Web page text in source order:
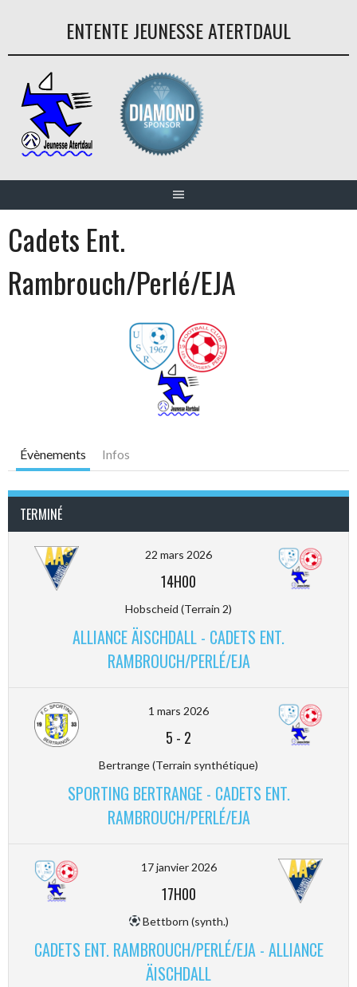
ENTENTE JEUNESSE ATERTDAUL
Cadets Ent.
Rambrouch/Perlé/EJA
Évènements Infos
TERMINÉ
22 mars 2026
14H00
Hobscheid (Terrain 2)
ALLIANCE ÄISCHDALL - CADETS ENT.
RAMBROUCH/PERLÉ/EJA
1 mars 2026
5 - 2
Bertrange (Terrain synthétique)
SPORTING BERTRANGE - CADETS ENT.
RAMBROUCH/PERLÉ/EJA
17 janvier 2026
17H00
Bettborn (synth.)
CADETS ENT. RAMBROUCH/PERLÉ/EJA - ALLIANCE
ÄISCHDALL